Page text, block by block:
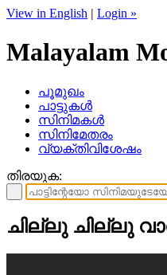
View in English | Login »
Malayalam
പൂമുഖം
പാട്ടുകള്‍
സിനിമകള്‍
സിനിമേതരം
വ്യക്തിവിശേഷം
തിരയുക:
ചില്ലു ചില്ലു